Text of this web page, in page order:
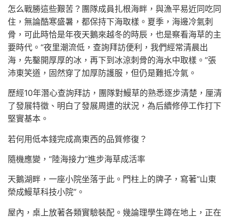
怎么戰勝這些艱苦？團隊成員扎根海畔，與漁平易近同吃同
住，無論酷寒盛暑，都保持下海取樣。夏季，海邊冷氣刺
骨，可此時恰是年夜天鵝來越冬的時辰，也是察看海草的主
要時代。“夜里潮流低，查詢拜訪便利，我們經常清晨出
海，先鑿開厚厚的冰，再下到冰涼刺骨的海水中取樣。”張
沛東笑道，固然穿了加厚防護服，但仍是難抵冷氣。
歷經10年潛心查詢拜訪，團隊對鰻草的熟悉逐步清楚，厘清
了發展特徵、明白了發展周遭的狀況，為后續修停工作打下
堅實基本。
若何用低本錢完成高東西的品質修復？
隨機應變，“陸海接力”進步海草成活率
天鵝湖畔，一座小院坐落于此。門柱上的牌子，寫著“山東
榮成鰻草科技小院”。
屋內，桌上放著各類實驗裝配。幾論理學生蹲在地上，正在